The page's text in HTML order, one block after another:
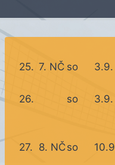
25. 7. NČ so 3.9.
26. so 3.9.
27. 8. NČso